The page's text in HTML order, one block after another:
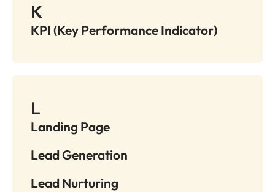
K
KPI (Key Performance Indicator)
L
Landing Page
Lead Generation
Lead Nurturing